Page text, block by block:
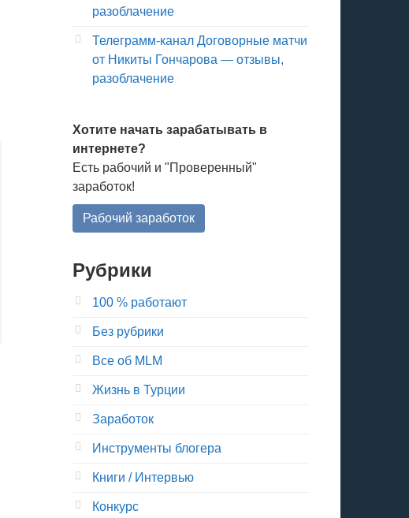
разоблачение
Телеграмм-канал Договорные матчи
от Никиты Гончарова — отзывы,
разоблачение
Хотите начать зарабатывать в
интернете?
Есть рабочий и "Проверенный"
заработок!
Рабочий заработок
Рубрики
100 % работают
Без рубрики
Все об MLM
Жизнь в Турции
Заработок
Инструменты блогера
Книги / Интервью
Конкурс